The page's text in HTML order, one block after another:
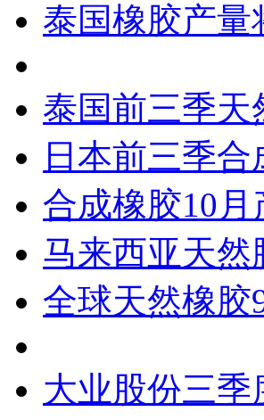
泰国橡胶产量
泰国前三季天
日本前三季
合成橡胶10
马来西亚天然
全球天然橡胶
大业股份三季